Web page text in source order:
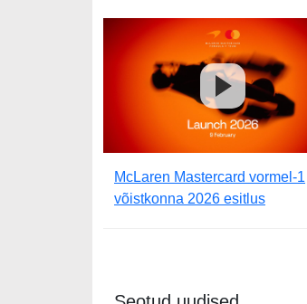
McLaren Mastercard vormel-1
võistkonna 2026 esitlus